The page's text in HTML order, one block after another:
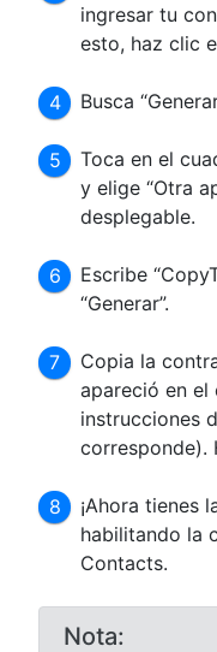
ingresar tu
esto, haz clic
Busca
Toca en el
y elige “Otra
desplegable.
Escribe
“Generar”.
Copia la
apareció en el
instrucciones
corresponde).
¡Ahora tienes
habilitando la
Contacts.
Nota: